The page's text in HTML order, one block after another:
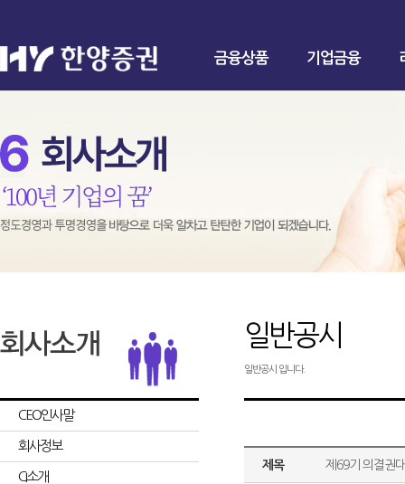
금융상품 기업금융
CEO인사말
회사정보
CI소개
일반공시
일반공시 입니다.
제목 제69기 의결권